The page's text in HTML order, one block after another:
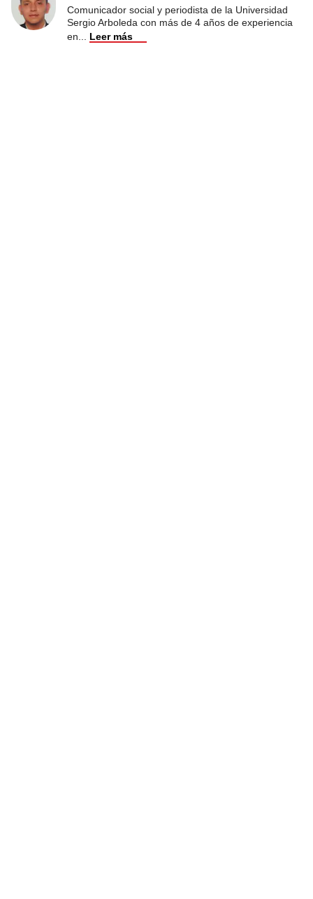
Comunicador social y periodista de la Universidad
Sergio Arboleda con más de 4 años de experiencia
en
Leer más